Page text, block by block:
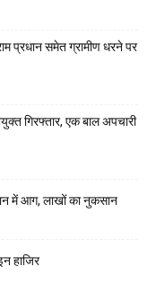
प्रधान समेत ग्रामीण धरने पर
गिरफ्तार, एक बाल अपचारी
में आग, लाखों का नुकसान
हाजिर